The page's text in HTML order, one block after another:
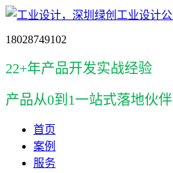
18028749102
22+年产品开发实战经验
产品从0到1一站式落地伙伴
首页
案例
服务